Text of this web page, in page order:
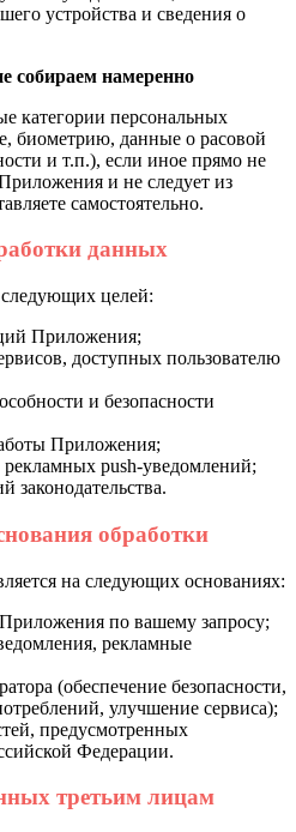
устройства и сведения о
собираем намеренно
категории персональных
биометрию, данные о расовой
и т.п.), если иное прямо не
и не следует из
самостоятельно.
данных
целей:
Приложения;
доступных пользователю
и безопасности
Приложения;
push-уведомлений;
законодательства.
обработки
на следующих основаниях:
по вашему запросу;
рекламные
(обеспечение безопасности,
улучшение сервиса);
предусмотренных
Федерации.
третьим лицам